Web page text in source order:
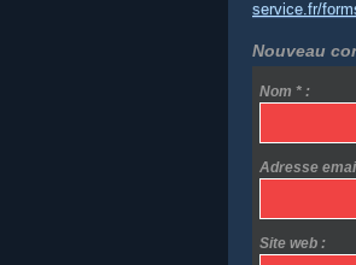
service.fr/
Nouveau
Nom * :
Adresse
Site web :